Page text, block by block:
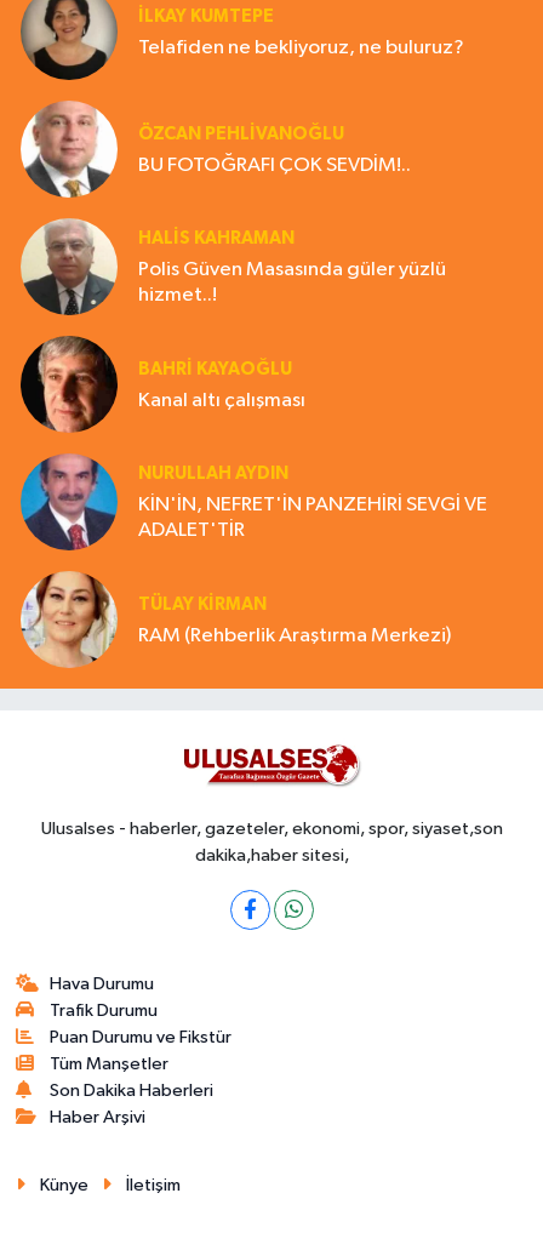
İLKAY KUMTEPE
Telafiden ne bekliyoruz, ne buluruz?
ÖZCAN PEHLİVANOĞLU
BU FOTOĞRAFI ÇOK SEVDİM!..
HALIS KAHRAMAN
Polis Güven Masasında güler yüzlü
hizmet..!
BAHRI KAYAOĞLU
Kanal altı çalışması
NURULLAH AYDIN
KİN'İN, NEFRET'İN PANZEHİRİ SEVGİ VE
ADALET'TİR
TÜLAY KİRMAN
RAM (Rehberlik Araştırma Merkezi)
Ulusalses - haberler, gazeteler, ekonomi, spor, siyaset,son
dakika,haber sitesi,
Hava Durumu
Trafik Durumu
Puan Durumu ve Fikstür
Tüm Manşetler
Son Dakika Haberleri
Haber Arşivi
Künye İletişim